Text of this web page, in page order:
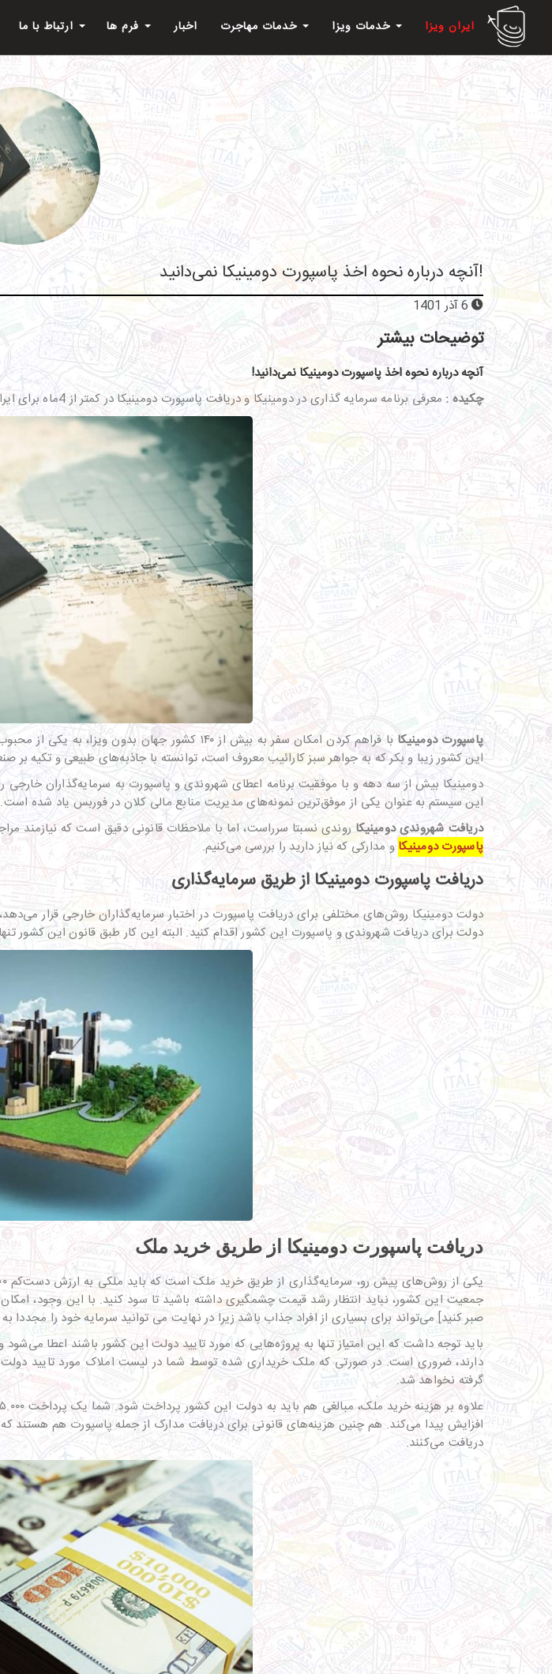
ایران ویزا اخبار
آنچه درباره نحوه اخذ پاسپورت دومینیکا نمی‌دانید!
توضیحات بیشتر
آنچه درباره نحوه اخذ پاسپورت دومینیکا نمی‌دانید!
چکیده : معرفی برنامه سرمایه گذاری در دومینیکا و دریافت پاسپورت دومینیکا در کمتر از 4ماه برای ایرانیان
پاسپورت دومینیکا
با فراهم کردن امکان سفر به بیش از ۱۴۰ کشور
این کشور زیبا و بکر که به جواهر سبز کارائیب معروف است، توانسته با جاذبه‌های طبیعی و تکیه
دومینیکا بیش از سه دهه و با موفقیت برنامه اعطای شهروندی و پاسپورت به سرمایه‌گذاران
این سیستم به عنوان یکی از موفق‌ترین نمونه‌های مدیریت منابع مالی کلان در فوربس یاد شده است.
دریافت شهروندی دومینیکاروندی نسبتا سرراست، اما با ملاحظات قانونی دقیق است که نیازمند
پاسپورت دومینیکا و مدارکی که نیاز دارید را بررسی می‌کنیم.
دریافت پاسپورت دومینیکا از طریق سرمایه‌گذاری
دولت دومینیکا روش‌های مختلفی برای دریافت پاسپورت در اختبار سرمایه‌گذاران خارجی قرار
دولت برای دریافت شهروندی و پاسپورت این کشور اقدام کنید. البته این کار طبق قانون این کشور
دریافت پاسپورت دومینیکا از طریق خرید ملک
صبر کنید] می‌تواند برای بسیاری از افراد جذاب باشد زیرا در نهایت می توانید سرمایه خود را مجددا
باید توجه داشت که این امتیاز تنها به پروژه‌هایی که مورد تایید دولت این کشور باشند اعطا
دارند، ضروری است. در صورتی که ملک خریداری شده توسط شما در لیست املاک مورد تایید
گرفته نخواهد شد.
افزایش پیدا می‌کند. هم چنین هزینه‌های قانونی برای دریافت مدارک از جمله پاسپورت هم
دریافت می‌کنند.